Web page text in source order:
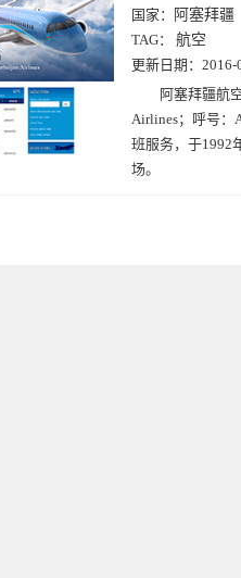
国家：
阿塞拜疆
TAG： 航空
更新日期： 2016-
阿塞拜疆航
Airlines；呼号：
班服务，于1992
场。